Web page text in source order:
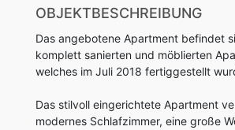
OBJEKTBESCHREIBUNG
Das angebotene Apartment befindet
komplett sanierten und möblierten
welches im Juli 2018 fertiggestellt
Das stilvoll eingerichtete Apartment
modernes Schlafzimmer, eine große